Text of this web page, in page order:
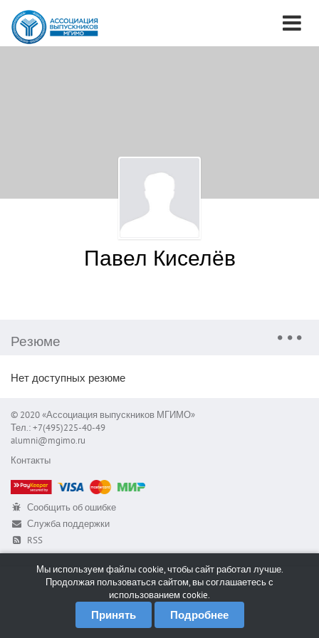
Павел Киселёв
Резюме
Нет доступных резюме
© 2020 «Ассоциация выпускников МГИМО»
Тел.: +7(495)225-40-49
alumni@mgimo.ru
Контакты
Сообщить об ошибке
Служба поддержки
RSS
Мы используем файлы cookie, чтобы сайт работал лучше.
Продолжая пользоваться сайтом, вы соглашаетесь с
использованием cookie.
Принять Подробнее